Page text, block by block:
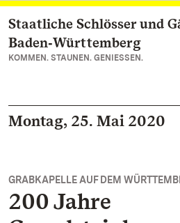
Zum Hauptinhalt springen
Staatliche Schlösser und
Baden‑Württemberg
KOMMEN. STAUNEN. GENIESSEN.
Montag, 25. Mai 2020
GRABKAPELLE AUF DEM
200 Jahre